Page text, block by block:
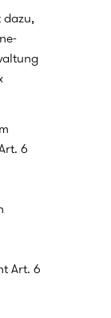
6
Art. 6